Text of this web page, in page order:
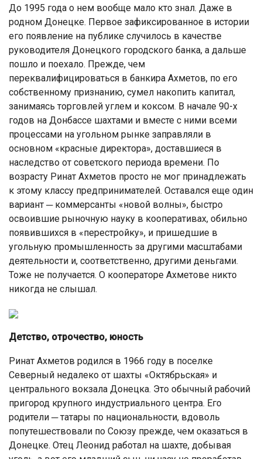
До 1995 года о нем вообще мало кто знал. Даже в
родном Донецке. Первое зафиксированное в истории
его появление на публике случилось в качестве
руководителя Донецкого городского банка, а дальше
пошло и поехало. Прежде, чем
переквалифицироваться в банкира Ахметов, по его
собственному признанию, сумел накопить капитал,
занимаясь торговлей углем и коксом. В начале 90-х
годов на Донбассе шахтами и вместе с ними всеми
процессами на угольном рынке заправляли в
основном «красные директора», доставшиеся в
наследство от советского периода времени. По
возрасту Ринат Ахметов просто не мог принадлежать
к этому классу предпринимателей. Оставался еще один
вариант ─ коммерсанты «новой волны», быстро
освоившие рыночную науку в кооперативах, обильно
появившихся в «перестройку», и пришедшие в
угольную промышленность за другими масштабами
деятельности и, соответственно, другими деньгами.
Тоже не получается. О кооператоре Ахметове никто
никогда не слышал.
Детство, отрочество, юность
Ринат Ахметов родился в 1966 году в поселке
Северный недалеко от шахты «Октябрьская» и
центрального вокзала Донецка. Это обычный рабочий
пригород крупного индустриального центра. Его
родители ─ татары по национальности, вдоволь
попутешествовали по Союзу прежде, чем оказаться в
Донецке. Отец Леонид работал на шахте, добывая